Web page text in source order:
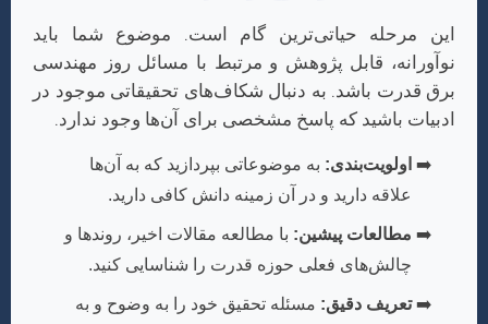
این مرحله حیاتی‌ترین گام است. موضوع شما باید
نوآورانه، قابل پژوهش و مرتبط با مسائل روز مهندسی
برق قدرت باشد. به دنبال شکاف‌های تحقیقاتی موجود در
ادبیات باشید که پاسخ مشخصی برای آن‌ها وجود ندارد.
اولویت‌بندی: به موضوعاتی بپردازید که به آن‌ها
علاقه دارید و در آن زمینه دانش کافی دارید.
مطالعات پیشین: با مطالعه مقالات اخیر، روندها و
چالش‌های فعلی حوزه قدرت را شناسایی کنید.
تعریف دقیق: مسئله تحقیق خود را به وضوح و به